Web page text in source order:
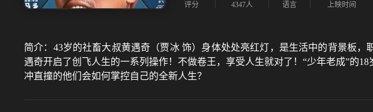
评分 4347人 语言 上映时间
简介： 43岁的社畜大叔黄遇奇（贾冰 饰）身体处处亮红灯，是生活中的背景板
遇奇开启了创飞人生的一系列操作！不做卷王，享受人生就对了！“少年老成”的
冲直撞的他们会如何掌控自己的全新人生？